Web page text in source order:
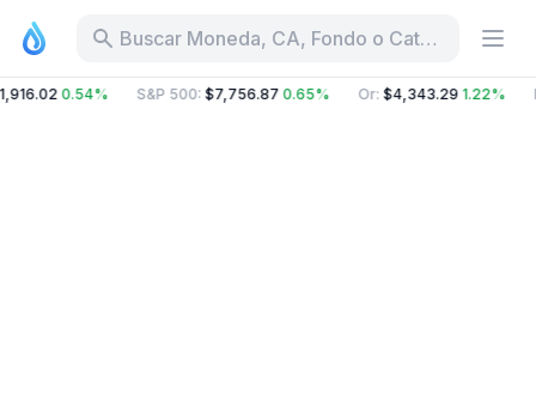
Buscar Moneda, CA, Fondo o Categoría
0.54% S&P 500: $7,756.87 0.65% Or: $4,343.29 1.22%